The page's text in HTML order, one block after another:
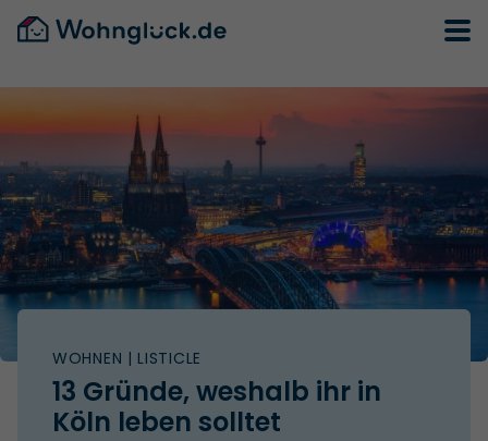
WOHNEN | LISTICLE
13 Gründe, weshalb ihr in
Köln leben solltet